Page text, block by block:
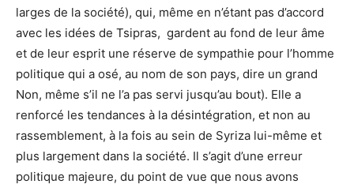
larges de la société), qui, même en n’étant pas d’accord
avec les idées de Tsipras, gardent au fond de leur âme
et de leur esprit une réserve de sympathie pour l’homme
politique qui a osé, au nom de son pays, dire un grand
Non, même s’il ne l’a pas servi jusqu’au bout). Elle a
renforcé les tendances à la désintégration, et non au
rassemblement, à la fois au sein de Syriza lui-même et
plus largement dans la société. Il s’agit d’une erreur
politique majeure, du point de vue que nous avons